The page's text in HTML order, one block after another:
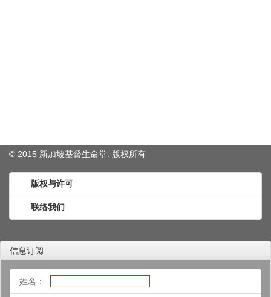
© 2015 新加坡基督生命堂. 版权所有
版权与许可
联络我们
信息订阅
姓名：